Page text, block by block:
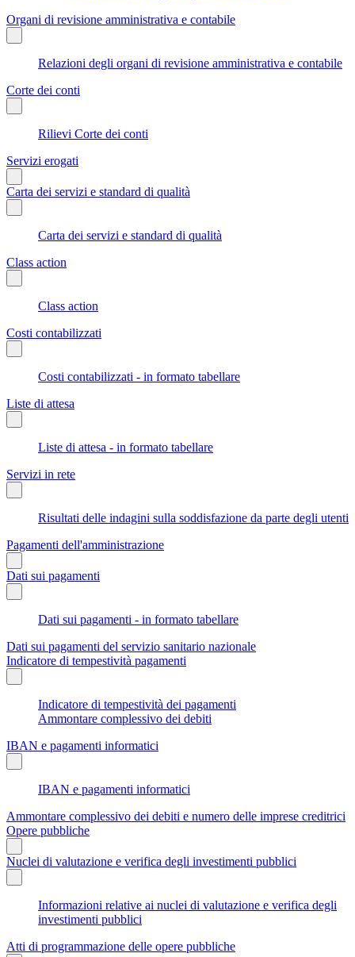
Organi di revisione amministrativa e contabile
Relazioni degli organi di revisione amministrativa e contabile
Corte dei conti
Rilievi Corte dei conti
Servizi erogati
Carta dei servizi e standard di qualità
Carta dei servizi e standard di qualità
Class action
Class action
Costi contabilizzati
Costi contabilizzati - in formato tabellare
Liste di attesa
Liste di attesa - in formato tabellare
Servizi in rete
Risultati delle indagini sulla soddisfazione da parte degli utenti
Pagamenti dell'amministrazione
Dati sui pagamenti
Dati sui pagamenti - in formato tabellare
Dati sui pagamenti del servizio sanitario nazionale
Indicatore di tempestività pagamenti
Indicatore di tempestività dei pagamenti
Ammontare complessivo dei debiti
IBAN e pagamenti informatici
IBAN e pagamenti informatici
Ammontare complessivo dei debiti e numero delle imprese creditrici
Opere pubbliche
Nuclei di valutazione e verifica degli investimenti pubblici
Informazioni relative ai nuclei di valutazione e verifica degli
investimenti pubblici
Atti di programmazione delle opere pubbliche